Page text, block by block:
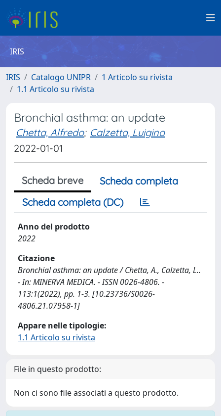
IRIS
IRIS Catalogo UNIPR
1 Articolo su rivista
1.1 Articolo su rivista
Bronchial asthma: an update
Chetta, Alfredo; Calzetta, Luigino
2022-01-01
Scheda breve
Scheda completa
Scheda completa (DC)
Anno del prodotto
2022
Citazione
Bronchial asthma: an update / Chetta, A., Calzetta, L..
- In: MINERVA MEDICA. - ISSN 0026-4806. -
113:1(2022), pp. 1-3. [10.23736/S0026-
4806.21.07958-1]
Appare nelle tipologie:
1.1 Articolo su rivista
File in questo prodotto:
Non ci sono file associati a questo prodotto.